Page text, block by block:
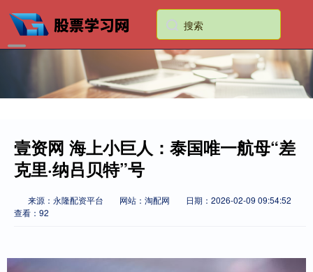
壹资网 海上小巨人：泰国唯一航母“差
克里·纳吕贝特”号
来源：永隆配资平台 网站：淘配网
日期：2026-02-09 09:54:52
查看：92